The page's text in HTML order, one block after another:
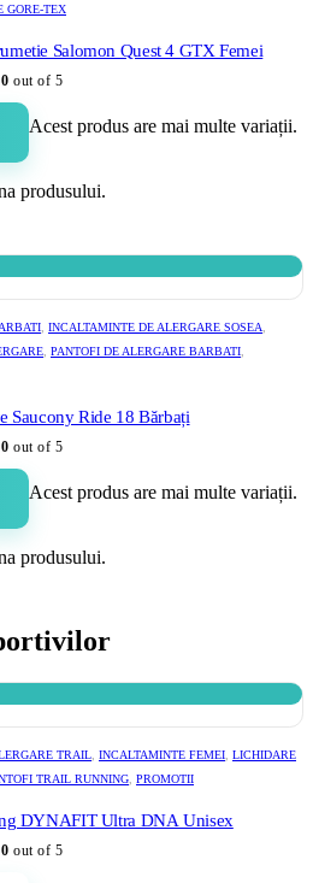
GORE-TEX
Salomon Quest 4 GTX Femei
0 out of 5
Acest produs are mai multe variații.
produsului.
INCALTAMINTE DE ALERGARE SOSEA
PANTOFI DE ALERGARE BARBATI
Saucony Ride 18 Bărbați
0 out of 5
Acest produs are mai multe variații.
produsului.
TRAIL INCALTAMINTE FEMEI LICHIDARE
TRAIL RUNNING PROMOTII
DYNAFIT Ultra DNA Unisex
0 out of 5